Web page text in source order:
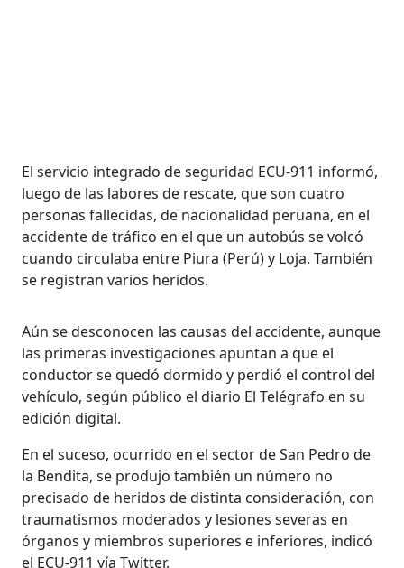
El servicio integrado de seguridad ECU-911 informó,
luego de las labores de rescate, que son cuatro
personas fallecidas, de nacionalidad peruana, en el
accidente de tráfico en el que un autobús se volcó
cuando circulaba entre Piura (Perú) y Loja. También
se registran varios heridos.
Aún se desconocen las causas del accidente, aunque
las primeras investigaciones apuntan a que el
conductor se quedó dormido y perdió el control del
vehículo, según público el diario El Telégrafo en su
edición digital.
En el suceso, ocurrido en el sector de San Pedro de
la Bendita, se produjo también un número no
precisado de heridos de distinta consideración, con
traumatismos moderados y lesiones severas en
órganos y miembros superiores e inferiores, indicó
el ECU-911 vía Twitter.